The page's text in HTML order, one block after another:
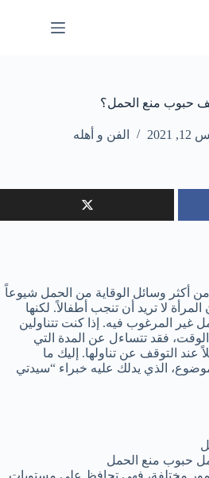
حبوب منع الحمل؟
الفن و أهله
أكثر وسائل الوقاية من الحمل شيوعاً
المرأة لا تريد أن تنجب أطفالاً. لكنها
غير المرغوب فيه. إذا كنت تتناولين
فقد تتساءل عن المدة التي
التوقف عن تناولها. إليك ما
الذي يدلك عليه خبراء “سيدتي
حبوب منع الحمل
مختلفة، فهي تحافظ على مستويات